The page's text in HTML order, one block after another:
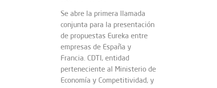
Se abre la primera llamada
conjunta para la presentación
de propuestas Eureka entre
empresas de España y
Francia. CDTI, entidad
perteneciente al Ministerio de
Economía y Competitividad, y